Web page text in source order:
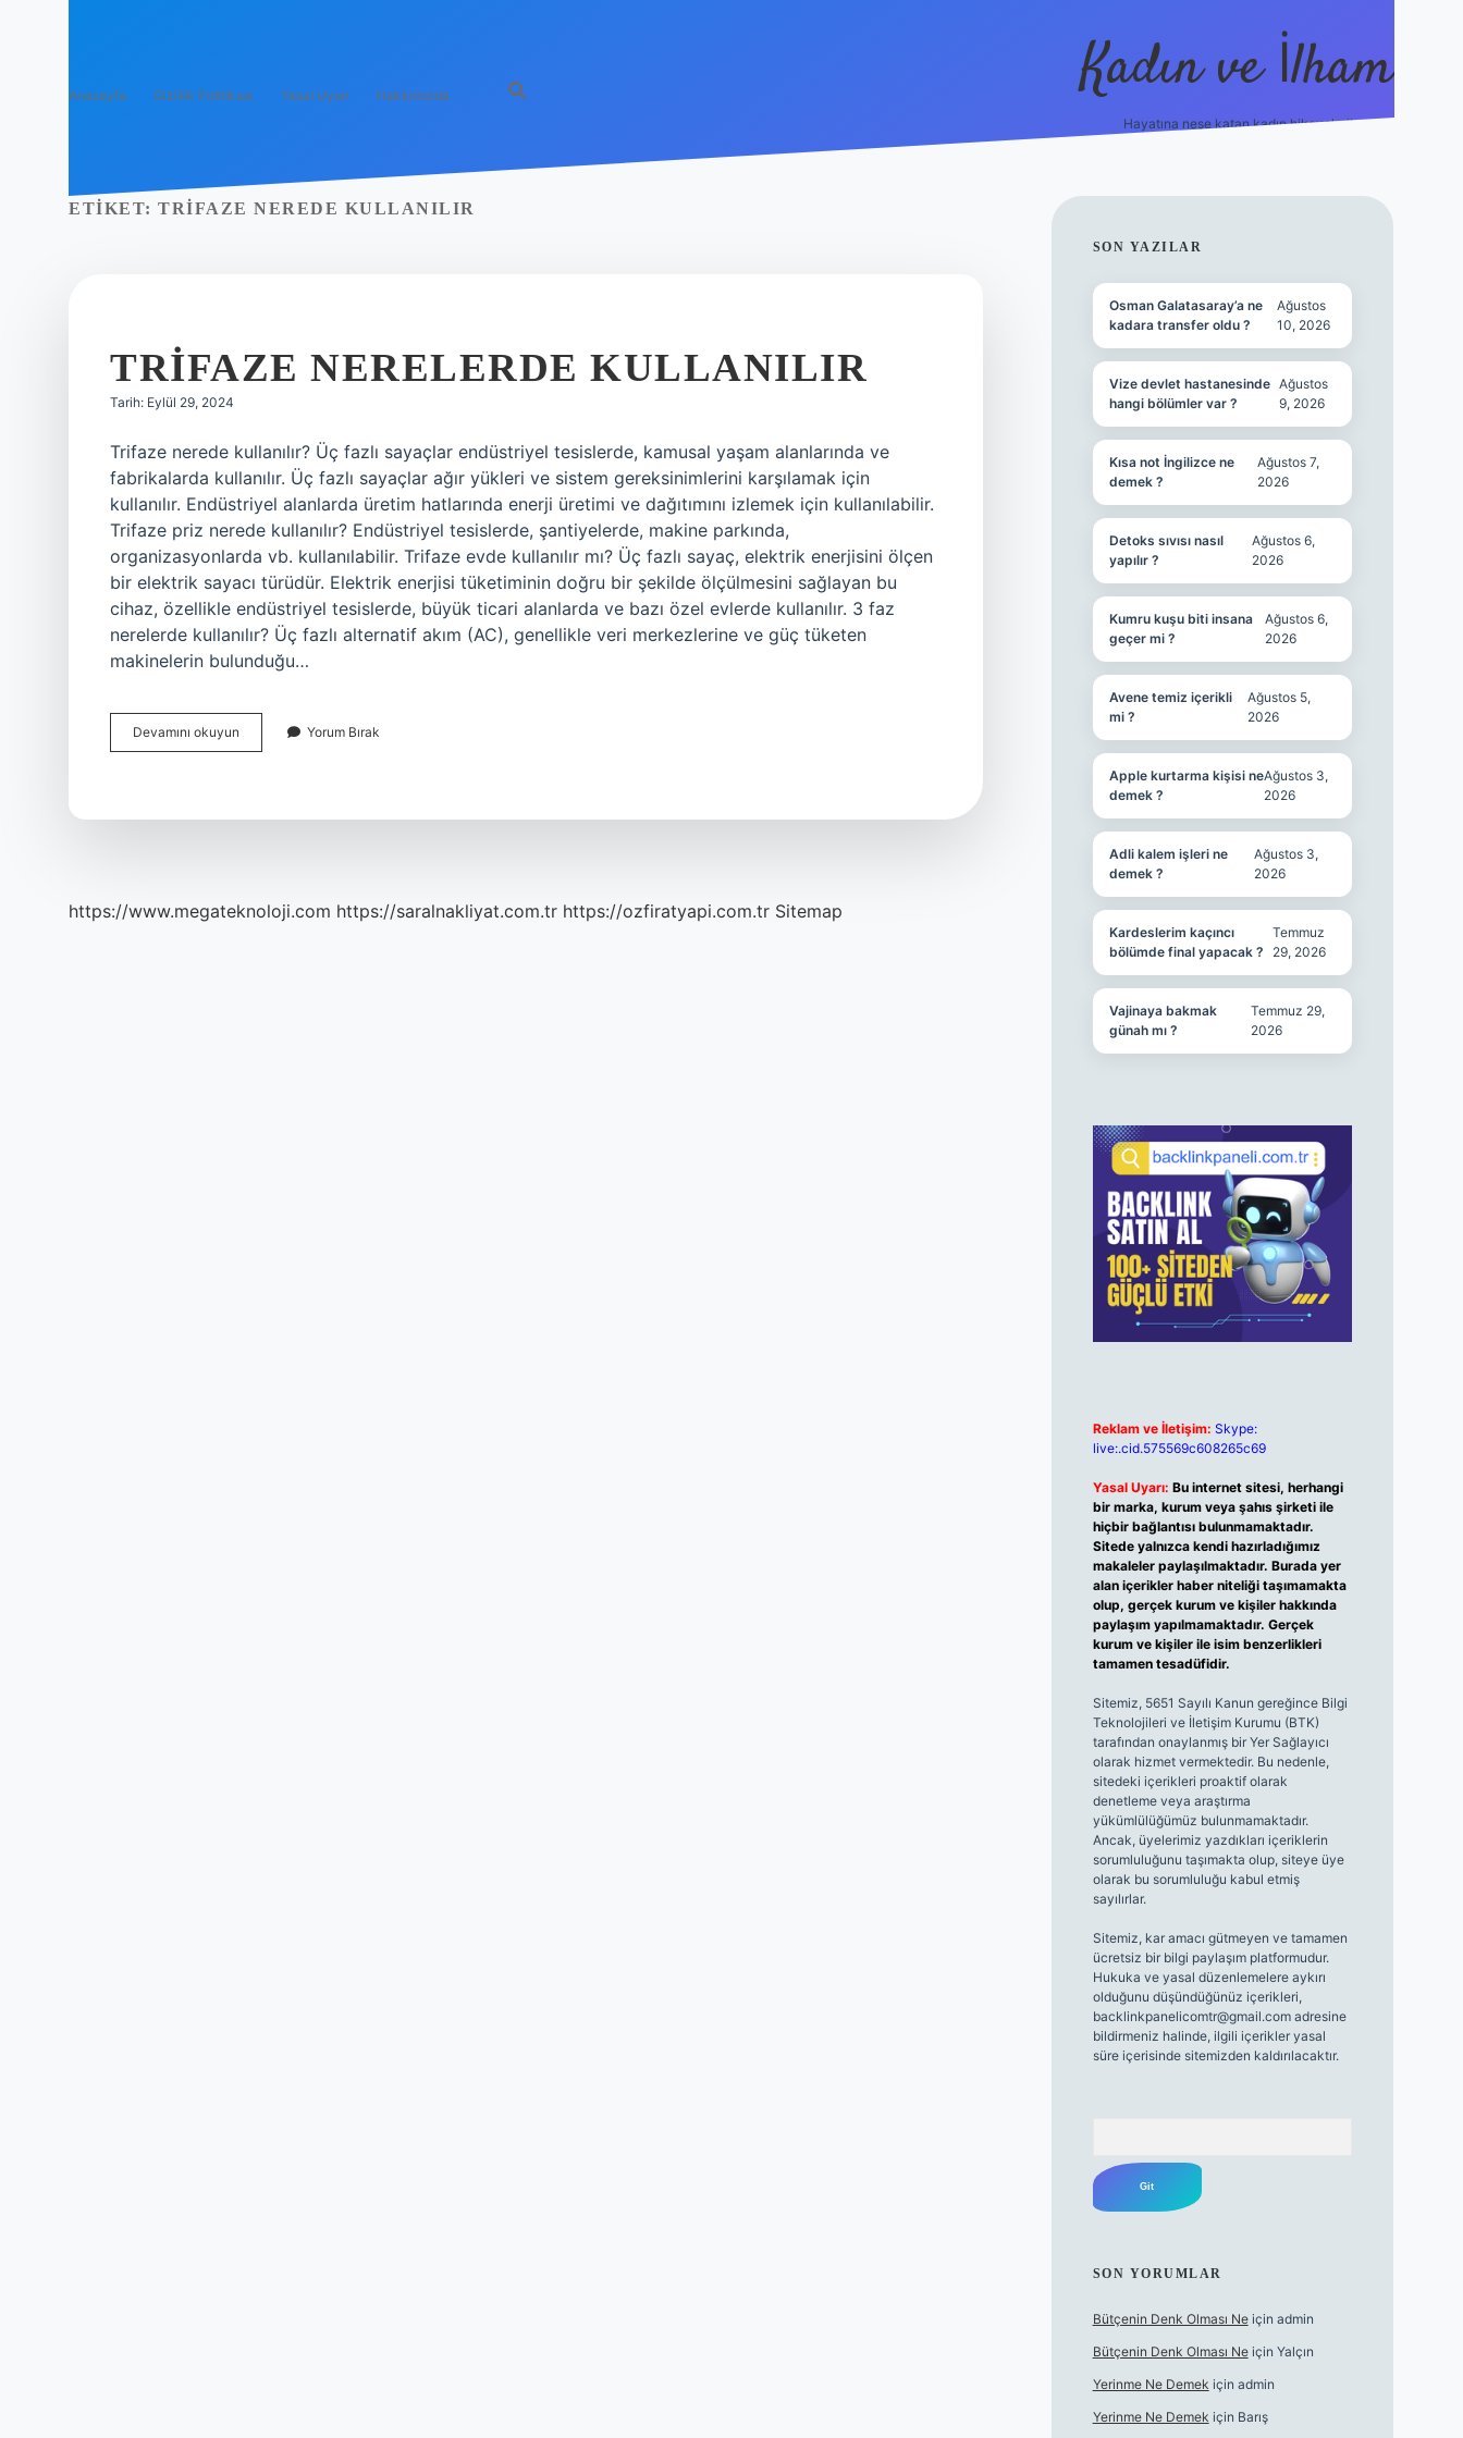
Anasayfa Gizlilik Politikası Yasal Uyarı Hakkımızda Kadın ve İlham
Hayatına neşe katan kadın hikayeleri!
ETIKET: TRIFAZE NEREDE KULLANILIR
TRIFAZE NERELERDE KULLANILIR
Tarih: Eylül 29, 2024
Trifaze nerede kullanılır? Üç fazlı sayaçlar endüstriyel tesislerde, kamusal yaşam alanlarında ve
fabrikalarda kullanılır. Üç fazlı sayaçlar ağır yükleri ve sistem gereksinimlerini karşılamak için
kullanılır. Endüstriyel alanlarda üretim hatlarında enerji üretimi ve dağıtımını izlemek için kullanılabilir.
Trifaze priz nerede kullanılır? Endüstriyel tesislerde, şantiyelerde, makine parkında,
organizasyonlarda vb. kullanılabilir. Trifaze evde kullanılır mı? Üç fazlı sayaç, elektrik enerjisini ölçen
bir elektrik sayacı türüdür. Elektrik enerjisi tüketiminin doğru bir şekilde ölçülmesini sağlayan bu
cihaz, özellikle endüstriyel tesislerde, büyük ticari alanlarda ve bazı özel evlerde kullanılır. 3 faz
nerelerde kullanılır? Üç fazlı alternatif akım (AC), genellikle veri merkezlerine ve güç tüketen
makinelerin bulunduğu…
Devamını okuyun
Nerelerde
Yorum Bırak
https://www.megateknoloji.com https://saralnakliyat.com.tr https://ozfiratyapi.com.tr Sitemap
SIDEBAR
SON YAZILAR
Osman Galatasaray’a ne
kadara transfer oldu ?
Ağustos
10, 2026
Vize devlet hastanesinde
hangi bölümler var ?
Ağustos
9, 2026
Kısa not İngilizce ne
demek ?
Ağustos 7,
2026
Detoks sıvısı nasıl
yapılır ?
Ağustos 6,
2026
Kumru kuşu biti insana
geçer mi ?
Ağustos 6,
2026
Avene temiz içerikli
mi ?
Ağustos 5,
2026
Apple kurtarma kişisi ne
demek ?
Ağustos 3,
2026
Adli kalem işleri ne
demek ?
Ağustos 3,
2026
Kardeslerim kaçıncı
bölümde final yapacak ?
Temmuz
29, 2026
Vajinaya bakmak
günah mı ?
Temmuz 29,
2026
Reklam ve İletişim: Skype:
live:.cid.575569c608265c69
Yasal Uyarı: Bu internet sitesi, herhangi
bir marka, kurum veya şahıs şirketi ile
hiçbir bağlantısı bulunmamaktadır.
Sitede yalnızca kendi hazırladığımız
makaleler paylaşılmaktadır. Burada yer
alan içerikler haber niteliği taşımamakta
olup, gerçek kurum ve kişiler hakkında
paylaşım yapılmamaktadır. Gerçek
kurum ve kişiler ile isim benzerlikleri
tamamen tesadüfidir.
Sitemiz, 5651 Sayılı Kanun gereğince Bilgi
Teknolojileri ve İletişim Kurumu (BTK)
tarafından onaylanmış bir Yer Sağlayıcı
olarak hizmet vermektedir. Bu nedenle,
sitedeki içerikleri proaktif olarak
denetleme veya araştırma
yükümlülüğümüz bulunmamaktadır.
Ancak, üyelerimiz yazdıkları içeriklerin
sorumluluğunu taşımakta olup, siteye üye
olarak bu sorumluluğu kabul etmiş
sayılırlar.
Sitemiz, kar amacı gütmeyen ve tamamen
ücretsiz bir bilgi paylaşım platformudur.
Hukuka ve yasal düzenlemelere aykırı
olduğunu düşündüğünüz içerikleri,
backlinkpanelicomtr@gmail.comadresine
bildirmeniz halinde, ilgili içerikler yasal
süre içerisinde sitemizden kaldırılacaktır.
SON YORUMLAR
Bütçenin Denk Olması Neiçin admin
Bütçenin Denk Olması Neiçin Yalçın
Yerinme Ne Demek için admin
Yerinme Ne Demek için Barış
ilbet https://